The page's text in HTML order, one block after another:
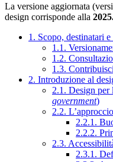
La versione aggiornata
design corrisponde alla
1. Scopo, destinatari
1.1.
1.2.
1.3.
2. Introduzione al
2.1. Design per
government)
2.2.
2.2.1.
2.2.2.
2.3.
2.3.1.